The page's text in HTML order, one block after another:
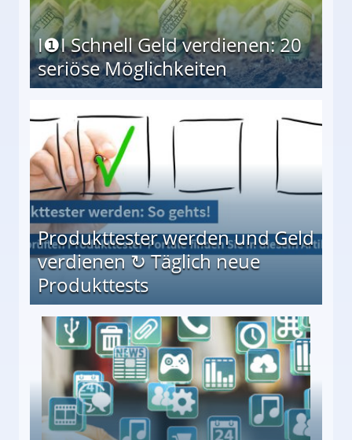
I❶I Schnell Geld verdienen: 20
seriöse Möglichkeiten
Produkttester werden und Geld
verdienen ↻ Täglich neue
Produkttests
↻ Täglich neue Produkttests